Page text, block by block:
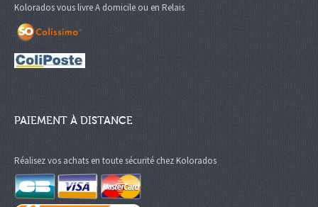
Kolorados vous livre A domicile ou en Relais
PAIEMENT À DISTANCE
Réalisez vos achats en toute sécurité chez Kolorados